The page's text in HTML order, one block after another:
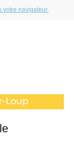
votre navigateur.